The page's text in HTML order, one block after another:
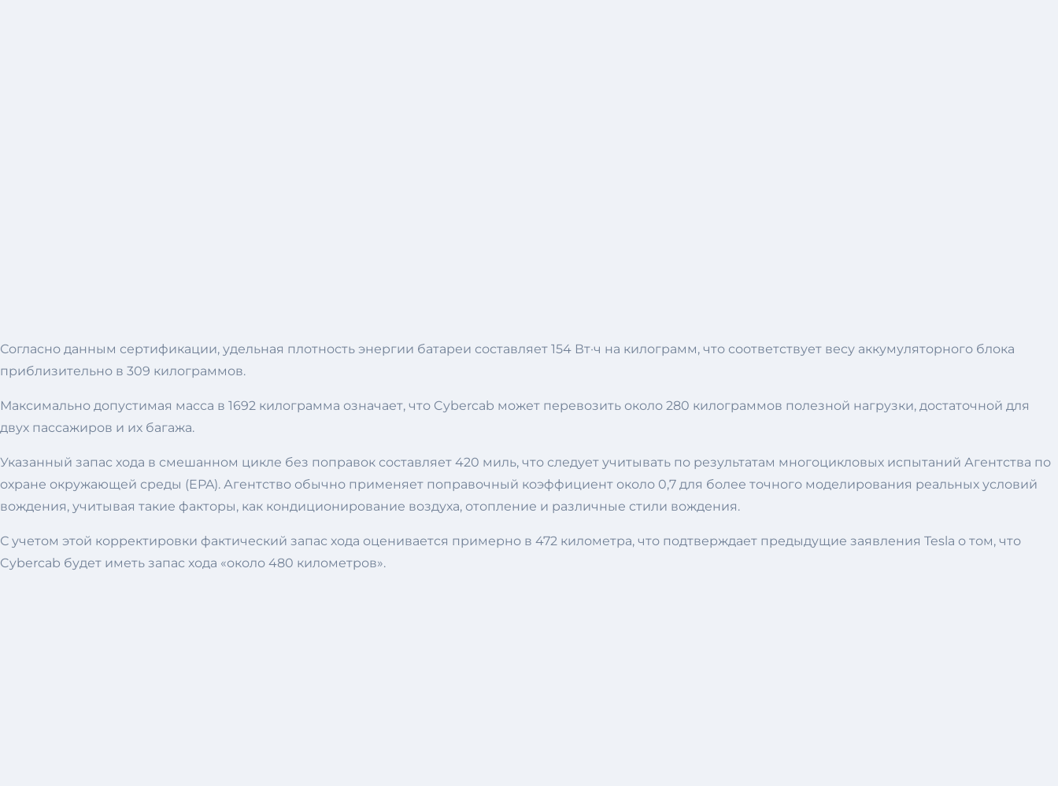
Согласно данным сертификации, удельная плотность энергии батареи составляет 154 Вт·ч на килограмм, что соответствует весу аккумуляторного блока
приблизительно в 309 килограммов.
Максимально допустимая масса в 1692 килограмма означает, что Cybercab может перевозить около 280 килограммов полезной нагрузки, достаточной для
двух пассажиров и их багажа.
Указанный запас хода в смешанном цикле без поправок составляет 420 миль, что следует учитывать по результатам многоцикловых испытаний Агентства по
охране окружающей среды (EPA). Агентство обычно применяет поправочный коэффициент около 0,7 для более точного моделирования реальных условий
вождения, учитывая такие факторы, как кондиционирование воздуха, отопление и различные стили вождения.
С учетом этой корректировки фактический запас хода оценивается примерно в 472 километра, что подтверждает предыдущие заявления Tesla о том, что
Cybercab будет иметь запас хода «около 480 километров».